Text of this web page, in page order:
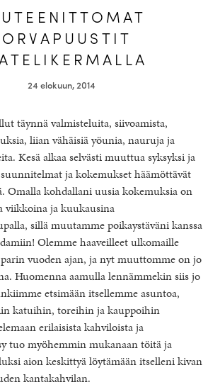
healthy living + good
24 elokuun, 2014
täynnä valmisteluita, siivoamista,
liian vähäisiä yöunia, nauruja ja
Kesä alkaa selvästi muuttua syksyksi ja
ja kokemukset häämöttävät
Omalla kohdallani uusia kokemuksia on
viikkoina ja kuukausina
sillä muutamme poikaystäväni kanssa
Olemme haaveilleet ulkomaille
vuoden ajan, ja nyt muuttomme on jo
Huomenna aamulla lennämmekin siis jo
etsimään itsellemme asuntoa,
katuihin, toreihin ja kauppoihin
erilaisista kahviloista ja
tuo myöhemmin mukanaan töitä ja
aion keskittyä löytämään itselleni kivan
kantakahvilan.